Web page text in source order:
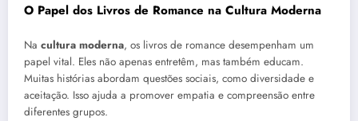
O Papel dos Livros de Romance na Cultura Moderna
Na cultura moderna, os livros de romance desempenham um
papel vital. Eles não apenas entretêm, mas também educam.
Muitas histórias abordam questões sociais, como diversidade e
aceitação. Isso ajuda a promover empatia e compreensão entre
diferentes grupos.